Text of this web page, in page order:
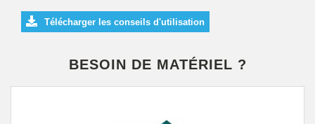
Télécharger les conseils d'utilisation
BESOIN DE MATÉRIEL ?